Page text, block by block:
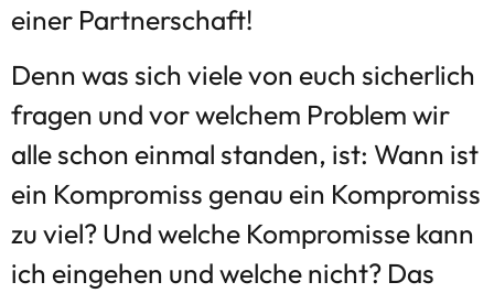
einer Partnerschaft!
Denn was sich viele von euch sicherlich
fragen und vor welchem Problem wir
alle schon einmal standen, ist: Wann ist
ein Kompromiss genau ein Kompromiss
zu viel? Und welche Kompromisse kann
ich eingehen und welche nicht? Das